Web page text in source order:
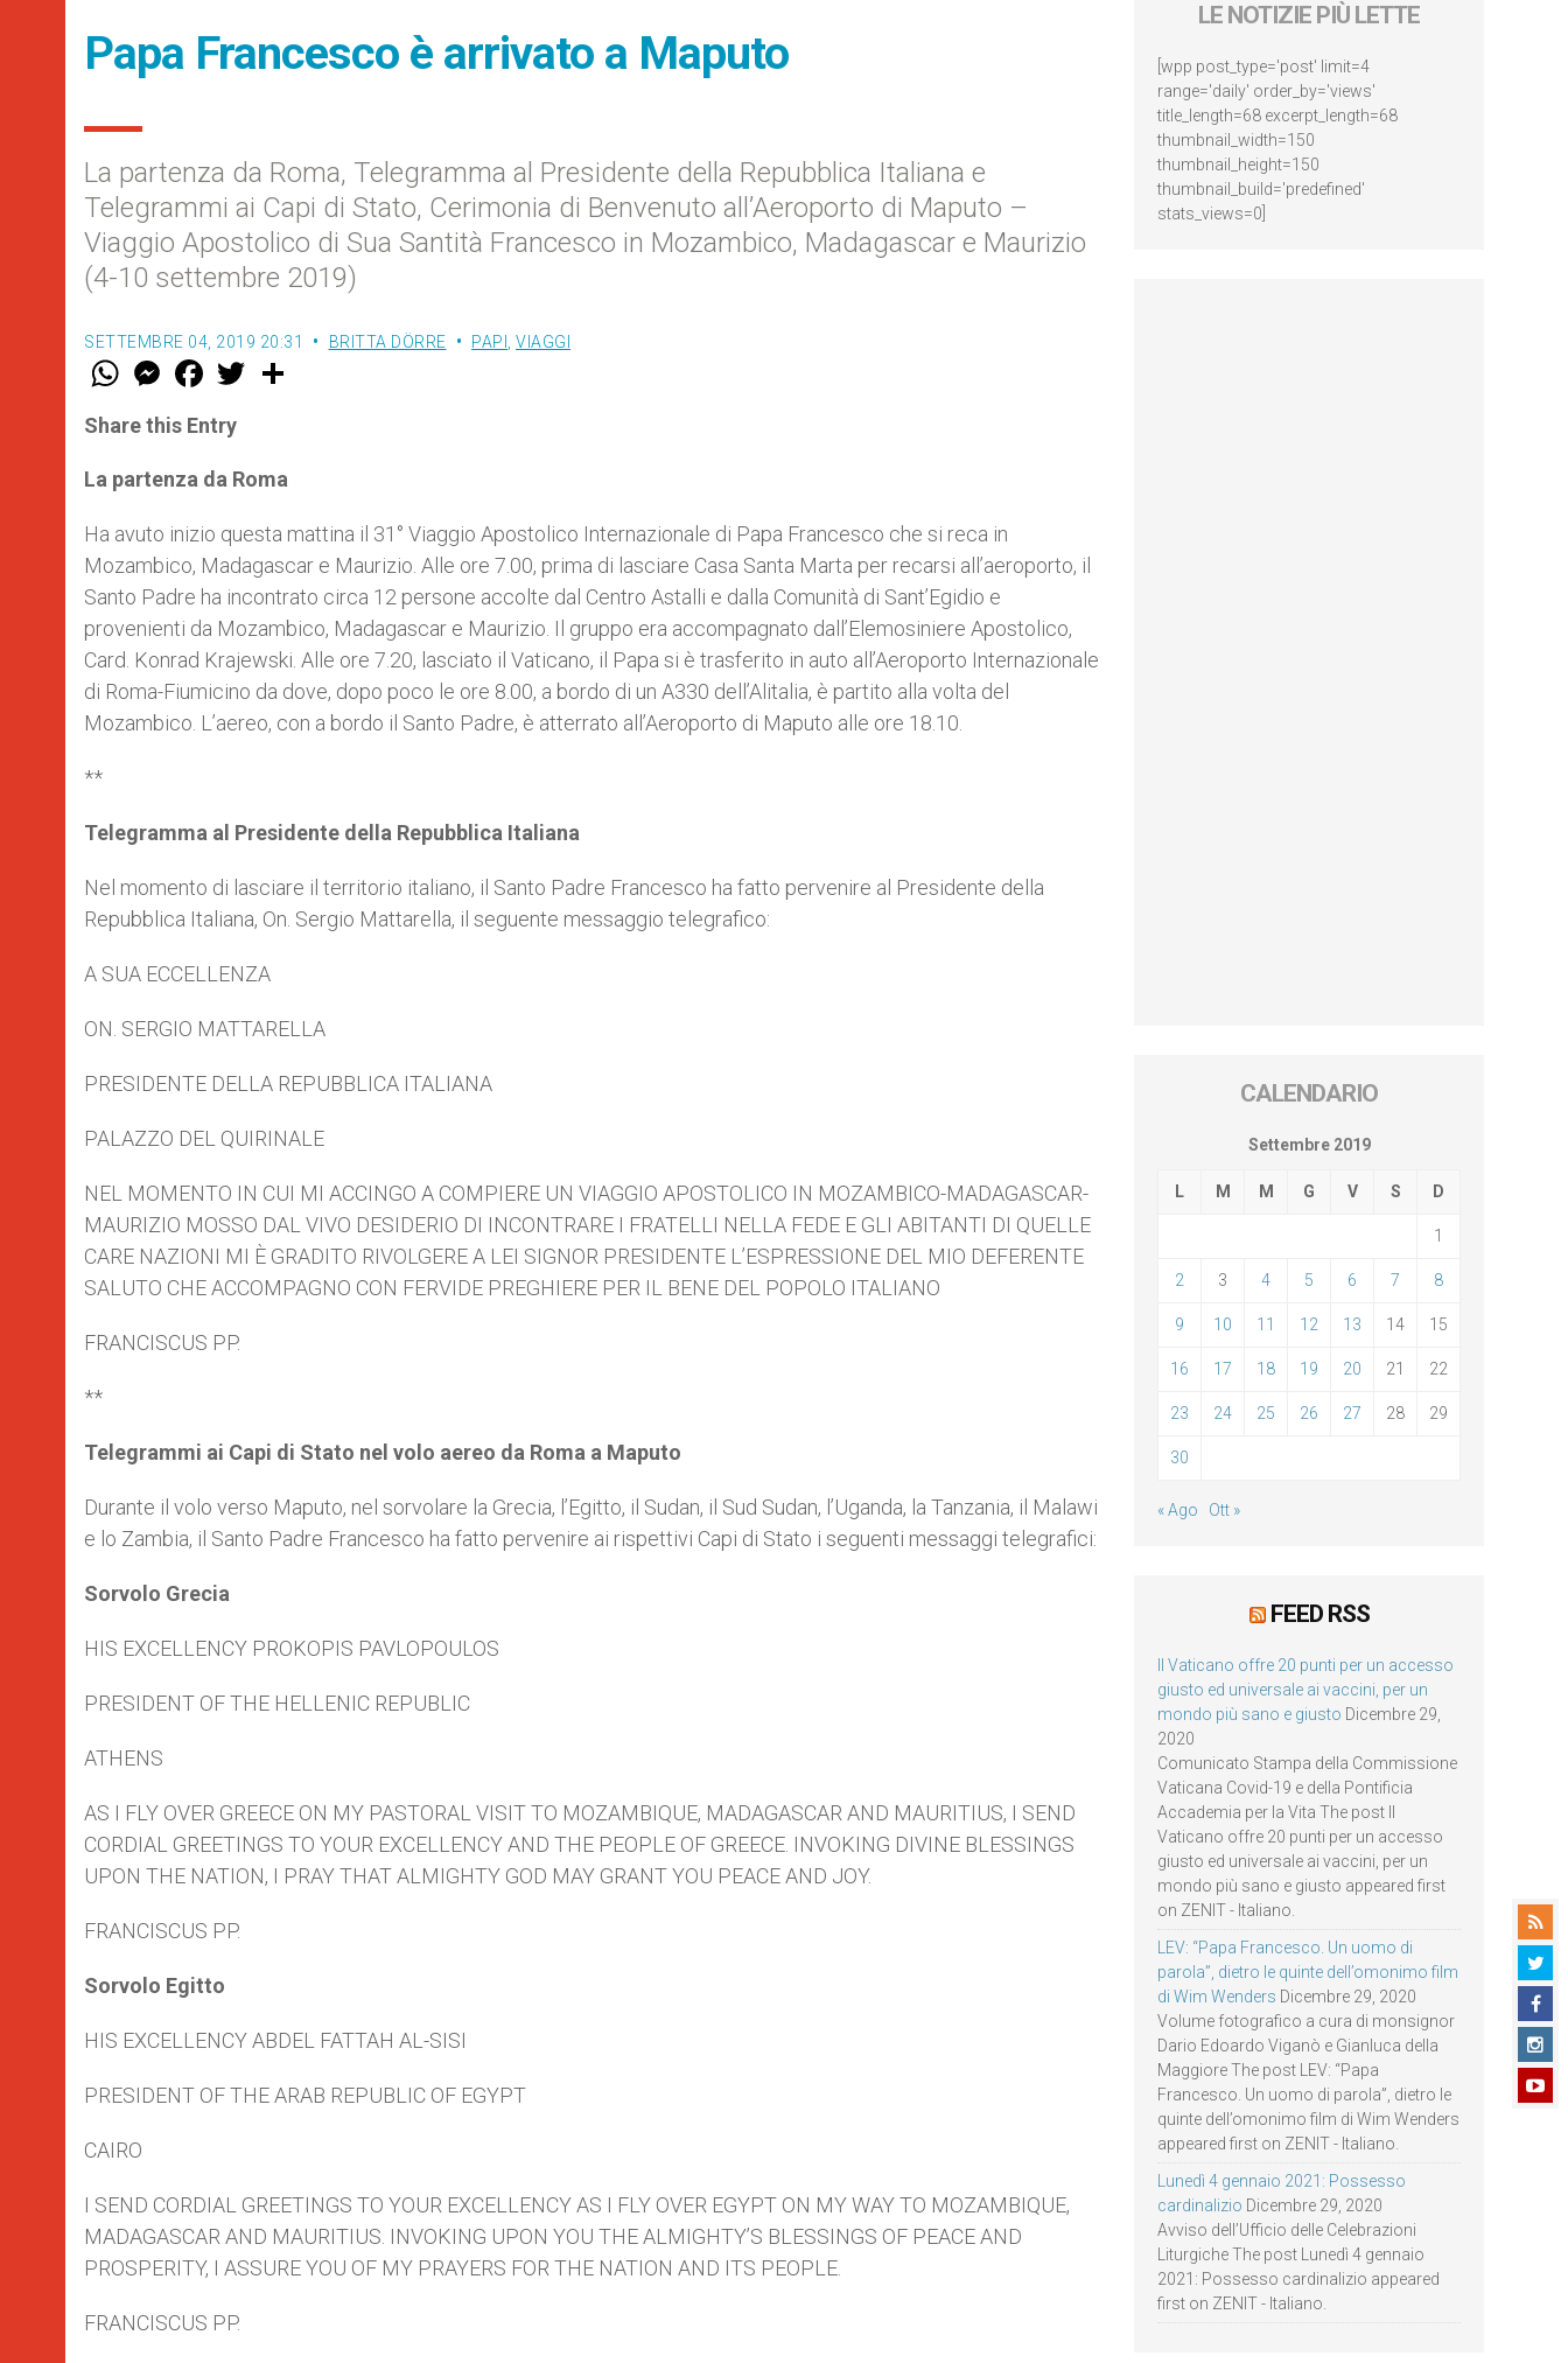
Papa Francesco è arrivato a Maputo
La partenza da Roma, Telegramma al Presidente della Repubblica Italiana e
Telegrammi ai Capi di Stato, Cerimonia di Benvenuto all’Aeroporto di Maputo –
Viaggio Apostolico di Sua Santità Francesco in Mozambico, Madagascar e Maurizio
(4-10 settembre 2019)
SETTEMBRE 04, 2019 20:31 BRITTA DÖRRE PAPI VIAGGI
W
t
s
p
p
M
e
s
e
g
e
F
a
e
b
o
k
w
r
Share this Entry
La partenza da Roma
Ha avuto inizio questa mattina il 31° Viaggio Apostolico Internazionale di Papa Francesco che si reca in
Mozambico, Madagascar e Maurizio. Alle ore 7.00, prima di lasciare Casa Santa Marta per recarsi all’aeroporto, il
Santo Padre ha incontrato circa 12 persone accolte dal Centro Astalli e dalla Comunità di Sant’Egidio e
provenienti da Mozambico, Madagascar e Maurizio. Il gruppo era accompagnato dall’Elemosiniere Apostolico,
Card. Konrad Krajewski. Alle ore 7.20, lasciato il Vaticano, il Papa si è trasferito in auto all’Aeroporto Internazionale
di Roma-Fiumicino da dove, dopo poco le ore 8.00, a bordo di un A330 dell’Alitalia, è partito alla volta del
Mozambico. L’aereo, con a bordo il Santo Padre, è atterrato all’Aeroporto di Maputo alle ore 18.10.
**
Telegramma al Presidente della Repubblica Italiana
Nel momento di lasciare il territorio italiano, il Santo Padre Francesco ha fatto pervenire al Presidente della
Repubblica Italiana, On. Sergio Mattarella, il seguente messaggio telegrafico:
A SUA ECCELLENZA
ON. SERGIO MATTARELLA
PRESIDENTE DELLA REPUBBLICA ITALIANA
PALAZZO DEL QUIRINALE
NEL MOMENTO IN CUI MI ACCINGO A COMPIERE UN VIAGGIO APOSTOLICO IN MOZAMBICO-MADAGASCAR-
MAURIZIO MOSSO DAL VIVO DESIDERIO DI INCONTRARE I FRATELLI NELLA FEDE E GLI ABITANTI DI QUELLE
CARE NAZIONI MI È GRADITO RIVOLGERE A LEI SIGNOR PRESIDENTE L’ESPRESSIONE DEL MIO DEFERENTE
SALUTO CHE ACCOMPAGNO CON FERVIDE PREGHIERE PER IL BENE DEL POPOLO ITALIANO
FRANCISCUS PP.
**
Telegrammi ai Capi di Stato nel volo aereo da Roma a Maputo
Durante il volo verso Maputo, nel sorvolare la Grecia, l’Egitto, il Sudan, il Sud Sudan, l’Uganda, la Tanzania, il Malawi
e lo Zambia, il Santo Padre Francesco ha fatto pervenire ai rispettivi Capi di Stato i seguenti messaggi telegrafici:
Sorvolo Grecia
HIS EXCELLENCY PROKOPIS PAVLOPOULOS
PRESIDENT OF THE HELLENIC REPUBLIC
ATHENS
AS I FLY OVER GREECE ON MY PASTORAL VISIT TO MOZAMBIQUE, MADAGASCAR AND MAURITIUS, I SEND
CORDIAL GREETINGS TO YOUR EXCELLENCY AND THE PEOPLE OF GREECE. INVOKING DIVINE BLESSINGS
UPON THE NATION, I PRAY THAT ALMIGHTY GOD MAY GRANT YOU PEACE AND JOY.
FRANCISCUS PP.
Sorvolo Egitto
HIS EXCELLENCY ABDEL FATTAH AL-SISI
PRESIDENT OF THE ARAB REPUBLIC OF EGYPT
CAIRO
I SEND CORDIAL GREETINGS TO YOUR EXCELLENCY AS I FLY OVER EGYPT ON MY WAY TO MOZAMBIQUE,
MADAGASCAR AND MAURITIUS. INVOKING UPON YOU THE ALMIGHTY’S BLESSINGS OF PEACE AND
PROSPERITY, I ASSURE YOU OF MY PRAYERS FOR THE NATION AND ITS PEOPLE.
FRANCISCUS PP.
LE NOTIZIE PIÙ LETTE
[wpp post_type='post' limit=4
range='daily' order_by='views'
title_length=68 excerpt_length=68
thumbnail_width=150
thumbnail_height=150
thumbnail_build='predefined'
stats_views=0]
CALENDARIO
Settembre 2019
L M M G V S D
1
2 3 4 5 6 7 8
9 10 11 12 13 14 15
16 17 18 19 20 21 22
23 24 25 26 27 28 29
30
« Ago Ott »
FEED RSS
Il Vaticano offre 20 punti per un accesso
giusto ed universale ai vaccini, per un
mondo più sano e giusto Dicembre 29,
2020
Comunicato Stampa della Commissione
Vaticana Covid-19 e della Pontificia
Accademia per la Vita The post Il
Vaticano offre 20 punti per un accesso
giusto ed universale ai vaccini, per un
mondo più sano e giusto appeared first
on ZENIT - Italiano.
LEV: “Papa Francesco. Un uomo di
parola”, dietro le quinte dell’omonimo film
di Wim Wenders Dicembre 29, 2020
Volume fotografico a cura di monsignor
Dario Edoardo Viganò e Gianluca della
Maggiore The post LEV: “Papa
Francesco. Un uomo di parola”, dietro le
quinte dell’omonimo film di Wim Wenders
appeared first on ZENIT - Italiano.
Lunedì 4 gennaio 2021: Possesso
cardinalizio Dicembre 29, 2020
Avviso dell’Ufficio delle Celebrazioni
Liturgiche The post Lunedì 4 gennaio
2021: Possesso cardinalizio appeared
first on ZENIT - Italiano.